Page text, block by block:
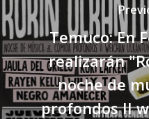
Temuco: En
realizarán
noche de
profondos II